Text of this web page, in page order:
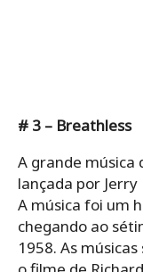
# 3 – Breathless
A grande música
lançada por
A música foi um
chegando ao
1958. As